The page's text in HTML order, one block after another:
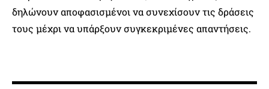
δηλώνουν αποφασισμένοι να συνεχίσουν τις δράσεις
τους μέχρι να υπάρξουν συγκεκριμένες απαντήσεις.